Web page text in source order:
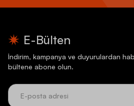
E-Bülten
İndirim, kampanya ve duyurulardan
bültene abone olun.